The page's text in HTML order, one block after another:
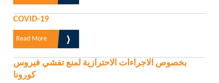
COVID-19
Read More
بخصوص الاجراءات الاحترازية لمنع تفشي فيروس
كورونا